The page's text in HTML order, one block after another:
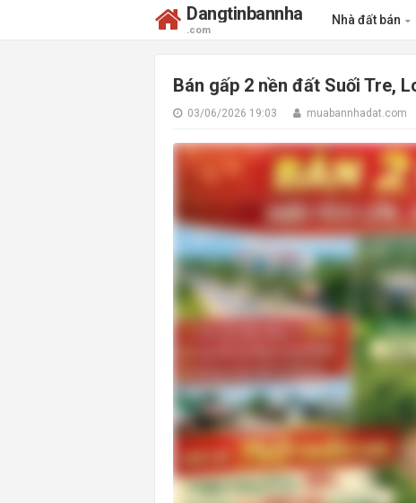
Dangtinbannha
.com
Nhà đất bán
Bán gấp 2 nền đất Suối Tre,
03/06/2026 19:03 muabannhadat.com